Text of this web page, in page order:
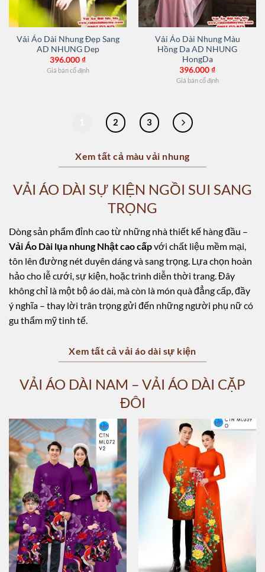
Vải Áo Dài Nhung Đẹp Sang
AD NHUNG Dep
396.000₫
Giá bán cố định
Vải Áo Dài Nhung Màu
Hồng Da AD NHUNG
HongDa
396.000₫
Giá bán cố định
2 3
Xem tất cả màu vải nhung
VẢI ÁO DÀI SỰ KIỆN NGỒI SUI SANG
TRỌNG
Dòng sản phẩm đỉnh cao từ những nhà thiết kế hàng đầu –
Vải Áo Dài lụa nhung Nhật cao cấpvới chất liệu mềm mại,
tôn lên đường nét duyên dáng và sang trọng. Lựa chọn hoàn
hảo cho lễ cưới, sự kiện, hoặc trình diễn thời trang. Đây
không chỉ là một bộ áo dài, mà còn là món quà đẳng cấp, đầy
ý nghĩa – thay lời trân trọng gửi đến những người phụ nữ có
gu thẩm mỹ tinh tế.
Xem tất cả vải áo dài sự kiện
VẢI ÁO DÀI NAM – VẢI ÁO DÀI CẶP
ĐÔI